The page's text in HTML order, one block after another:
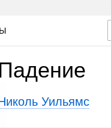
Падение
Уильямс